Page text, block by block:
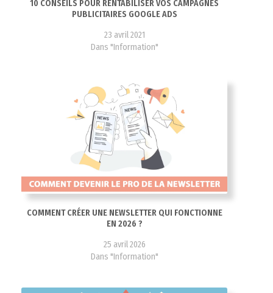
10 CONSEILS POUR RENTABILISER VOS CAMPAGNES
PUBLICITAIRES GOOGLE ADS
23 avril 2021
Dans "Information"
COMMENT CRÉER UNE NEWSLETTER QUI FONCTIONNE
EN 2026 ?
25 avril 2026
Dans "Information"